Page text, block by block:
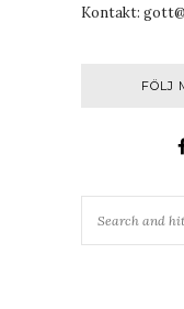
Kontakt:
FÖLJ